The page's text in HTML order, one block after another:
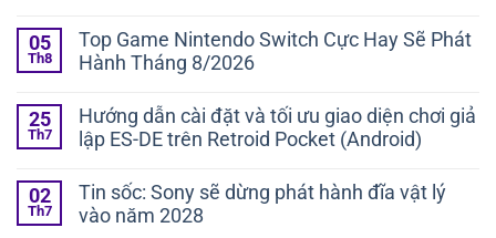
có
bình
luận
2
tròn
một
những
game
05
Th8
Top Game Nintendo Switch Cực Hay Sẽ Phát
Hành Tháng 8/2026
có
bình
luận
Game
Nintendo
Switch
25
Th7
Hướng dẫn cài đặt và tối ưu giao diện chơi giả
lập ES-DE trên Retroid Pocket (Android)
có
bình
luận
02
Th7
Tin sốc: Sony sẽ dừng phát hành đĩa vật lý
vào năm 2028